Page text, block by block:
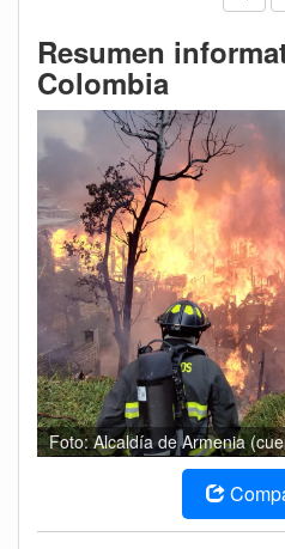
Resumen
Colombia
Foto: Alcaldía de Armenia